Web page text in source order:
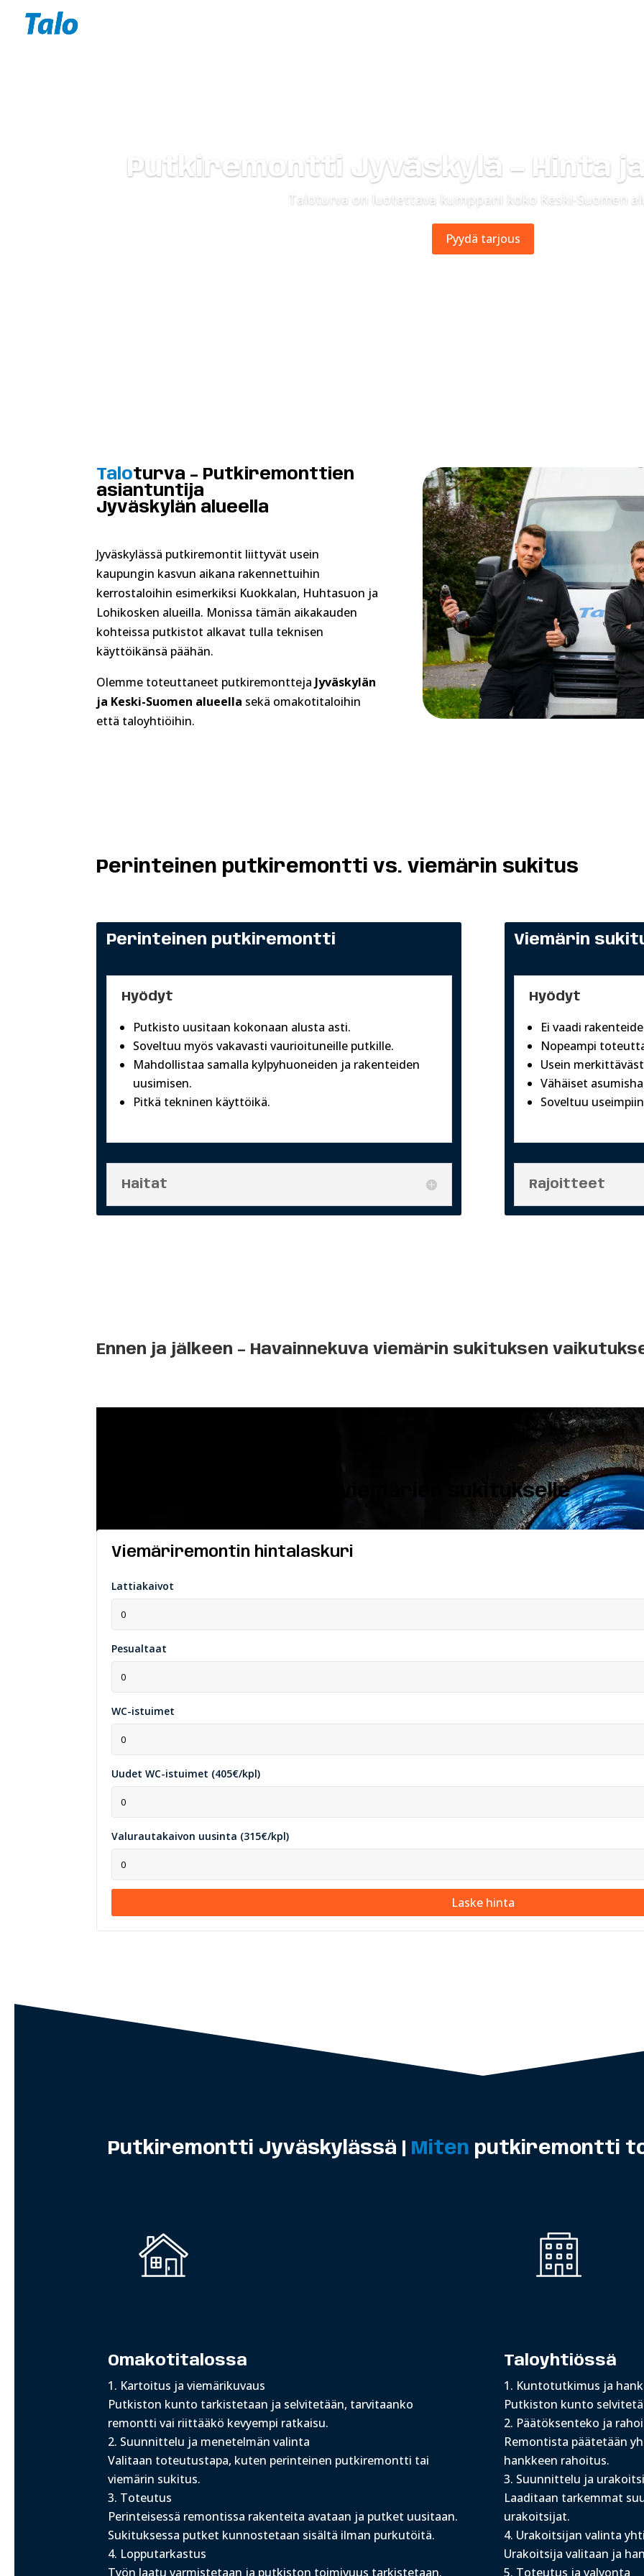
Putkiremontti Jyväskylä – Hinta
Taloturva on luotettava kumppani koko Keski-Suomen
Pyydä tarjous
Taloturva – Putkiremonttien
asiantuntija
Jyväskylän alueella
Jyväskylässä putkiremontit liittyvät usein
kaupungin kasvun aikana rakennettuihin
kerrostaloihin esimerkiksi Kuokkalan, Huhtasuon ja
Lohikosken alueilla. Monissa tämän aikakauden
kohteissa putkistot alkavat tulla teknisen
käyttöikänsä päähän.
Olemme toteuttaneet putkiremontteja Jyväskylän
ja Keski-Suomen alueella sekä omakotitaloihin
että taloyhtiöihin.
Perinteinen putkiremontti vs. viemärin sukitus
Perinteinen putkiremontti
Hyödyt
Putkisto uusitaan kokonaan alusta asti.
Soveltuu myös vakavasti vaurioituneille putkille.
Mahdollistaa samalla kylpyhuoneiden ja rakenteiden
uusimisen.
Pitkä tekninen käyttöikä.
Haitat
Viemärin
Hyödyt
Ei vaadi
Nopeampi
Usein
Vähäiset
Soveltuu
Rajoitteet
Ennen ja jälkeen – Havainnekuva viemärin sukituksen
sukitukselle
Viemäriremontin hintalaskuri
Lattiakaivot
Pesualtaat
WC-istuimet
Uudet WC-istuimet (405€/kpl)
Valurautakaivon uusinta (315€/kpl)
Laske hinta
Putkiremontti Jyväskylässä | Miten putkiremontti
Omakotitalossa
Kartoitus ja viemärikuvaus
Putkiston kunto tarkistetaan ja selvitetään, tarvitaanko
remontti vai riittääkö kevyempi ratkaisu.
Suunnittelu ja menetelmän valinta
Valitaan toteutustapa, kuten perinteinen putkiremontti tai
viemärin sukitus.
Toteutus
Perinteisessä remontissa rakenteita avataan ja putket uusitaan.
Sukituksessa putket kunnostetaan sisältä ilman purkutöitä.
Lopputarkastus
Työn laatu varmistetaan ja putkiston toimivuus tarkistetaan.
Taloyhtiössä
Kuntotutkimus ja
Putkiston kunto
Päätöksenteko ja
Remontista päätetään
hankkeen rahoitus.
Suunnittelu ja
Laaditaan tarkemmat
urakoitsijat.
Urakoitsijan valinta
Urakoitsija valitaan ja
Toteutus ja valvonta